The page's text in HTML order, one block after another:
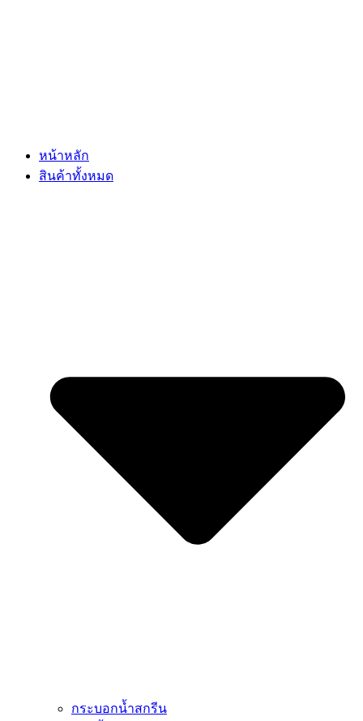
หน้าหลัก
สินค้าทั้งหมด
กระบอกน้ำสกรีน